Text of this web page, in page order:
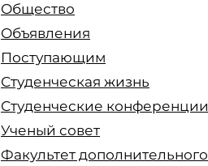
Общество
Объявления
Поступающим
Студенческая жизнь
Студенческие конференции
Ученый совет
Факультет дополнительного